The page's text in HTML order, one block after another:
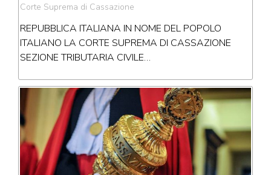
Corte Suprema di Cassazione
REPUBBLICA ITALIANA IN NOME DEL POPOLO
ITALIANO LA CORTE SUPREMA DI CASSAZIONE
SEZIONE TRIBUTARIA CIVILE…